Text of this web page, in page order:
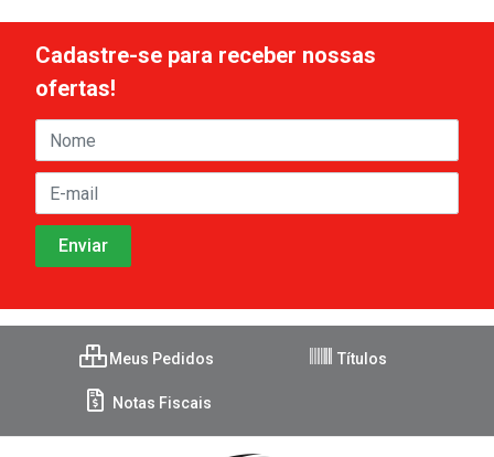
Cadastre-se para receber nossas
ofertas!
Meus Pedidos Títulos
Notas Fiscais